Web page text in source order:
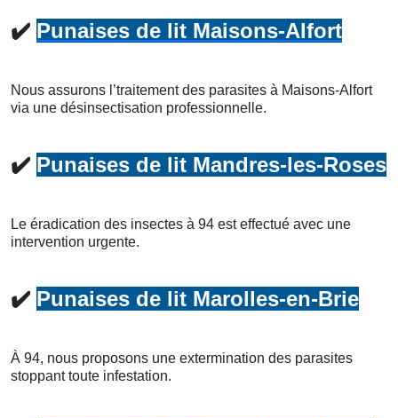
✔️ Punaises de lit Maisons-Alfort
Nous assurons l’traitement des parasites à Maisons-Alfort
via une désinsectisation professionnelle.
✔️ Punaises de lit Mandres-les-Roses
Le éradication des insectes à 94 est effectué avec une
intervention urgente.
✔️ Punaises de lit Marolles-en-Brie
À 94, nous proposons une extermination des parasites
stoppant toute infestation.